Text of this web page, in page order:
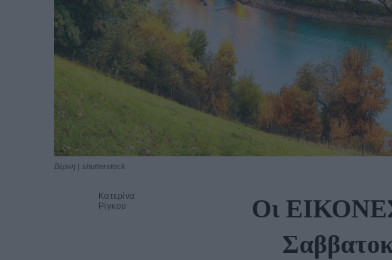
Βέρνη | shutterstock
Κατερίνα
Ρίγκου
Oι